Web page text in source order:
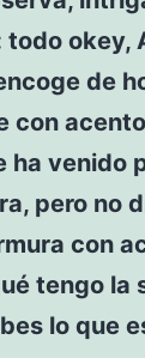
okey,
de
con
ha venido
pero no
con
tengo la
lo que